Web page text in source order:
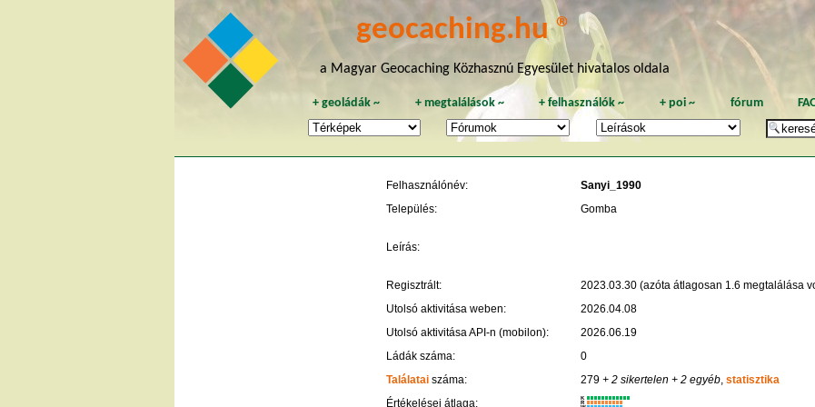
geocaching.hu ®
a Magyar Geocaching Közhasznú Egyesület hivatalos oldala
+geoládák ~ + megtalálások~ +felhasználók ~ + poi~ fórum
Felhasználónév:
Sanyi_1990
Település:
Gomba
Leírás:
Regisztrált:
2023.03.30 (azóta átlagosan 1.6 megtalálása
Utolsó aktivitása weben:
2026.04.08
Utolsó aktivitása API-n (mobilon):
2026.06.19
Ládák száma:
0
Találatai száma: 279+ 2 sikertelen + 2 egyéb, statisztika
Értékelései átlaga:
K
R